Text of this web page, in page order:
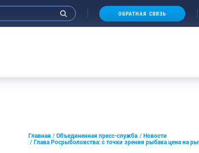
ОБРАТНАЯ СВЯЗЬ
Главная Объединенная пресс-служба
Новости
Глава Росрыболовства: с точки зрения рыбака цена на